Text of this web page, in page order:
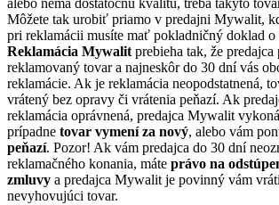
alebo nemá dostatočnú kvalitu, treba takýto
Môžete tak urobiť priamo v predajni Mywalit,
pri reklamácii musíte mať pokladničný doklad o
Reklamácia Mywalit prebieha tak, že predajca
reklamovaný tovar a najneskôr do 30 dní vás
reklamácie. Ak je reklamácia neopodstatnená,
vrátený bez opravy či vrátenia peňazí. Ak
reklamácia oprávnená, predajca Mywalit vykoná
prípadne tovar vymení za nový, alebo vám
peňazí. Pozor! Ak vám predajca do 30 dní
reklamačného konania, máte právo na
zmluvy a predajca Mywalit je povinný vám
nevyhovujúci tovar.